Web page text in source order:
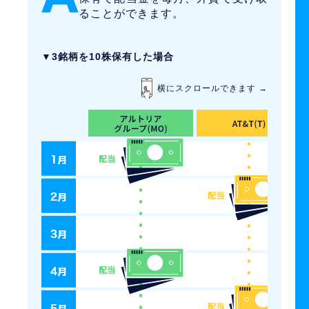
ることができます。
▼3銘柄を10株保有した場合
横にスクロールできます →